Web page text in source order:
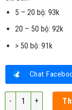
5 – 20 bộ: 93k
20 – 50 bộ: 92k
> 50 bộ: 91k
Chat
Quần Áo Cho Chó -